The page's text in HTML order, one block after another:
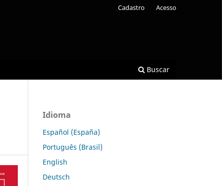
Buscar
Cadastro Acesso
Idioma
Español (España)
Português (Brasil)
English
Deutsch